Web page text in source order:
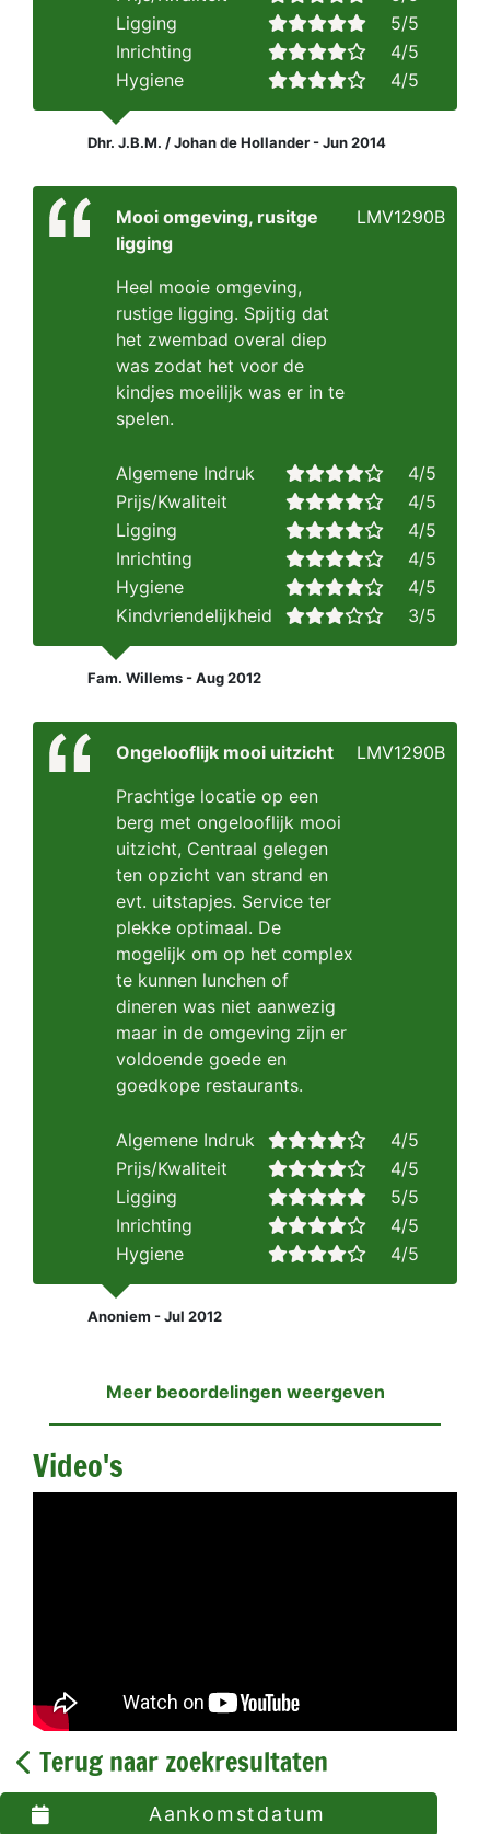
Ligging
5/5
Inrichting
4/5
Hygiene
4/5
Dhr. J.B.M. / Johan de Hollander - Jun 2014
Mooi omgeving, rusitge
ligging
Heel mooie omgeving,
rustige ligging. Spijtig dat
het zwembad overal diep
was zodat het voor de
kindjes moeilijk was er in te
spelen.
LMV1290B
Algemene Indruk
4/5
Prijs/Kwaliteit
4/5
Ligging
4/5
Inrichting
4/5
Hygiene
4/5
Kindvriendelijkheid
3/5
Fam. Willems - Aug 2012
Ongelooflijk mooi uitzicht
Prachtige locatie op een
berg met ongelooflijk mooi
uitzicht, Centraal gelegen
ten opzicht van strand en
evt. uitstapjes. Service ter
plekke optimaal. De
mogelijk om op het complex
te kunnen lunchen of
dineren was niet aanwezig
maar in de omgeving zijn er
voldoende goede en
goedkope restaurants.
LMV1290B
Algemene Indruk
4/5
Prijs/Kwaliteit
4/5
Ligging
5/5
Inrichting
4/5
Hygiene
4/5
Anoniem - Jul 2012
Meer beoordelingen weergeven
Video's
Terug naar zoekresultaten
Aankomstdatum